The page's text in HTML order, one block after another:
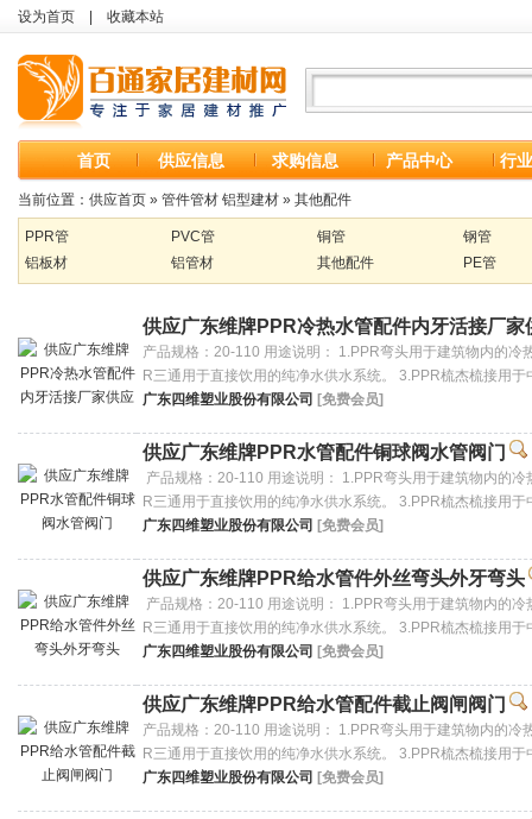
设为首页 收藏本站
首页 供应信息 求购信息 产品中心 行
当前位置： 供应首页 » 管件管材 铝型建材 » 其他配件
PPR管 PVC管 铜管
钢管
铝板材
铝管材 其他配件 PE管
供应广东维牌PPR冷热水管配件内牙活接厂家
产品规格：20-110 用途说明： 1.PPR弯头用于建筑物内的
R三通用于直接饮用的纯净水供水系统。 3.PPR梳杰梳接用
广东四维塑业股份有限公司 [免费会员]
供应广东维牌PPR水管配件铜球阀水管阀门
产品规格：20-110 用途说明： 1.PPR弯头用于建筑物内的
R三通用于直接饮用的纯净水供水系统。 3.PPR梳杰梳接用
广东四维塑业股份有限公司 [免费会员]
供应广东维牌PPR给水管件外丝弯头外牙弯头
产品规格：20-110 用途说明： 1.PPR弯头用于建筑物内的
R三通用于直接饮用的纯净水供水系统。 3.PPR梳杰梳接用
广东四维塑业股份有限公司 [免费会员]
供应广东维牌PPR给水管配件截止阀闸阀门
产品规格：20-110 用途说明： 1.PPR弯头用于建筑物内的
R三通用于直接饮用的纯净水供水系统。 3.PPR梳杰梳接用
广东四维塑业股份有限公司 [免费会员]